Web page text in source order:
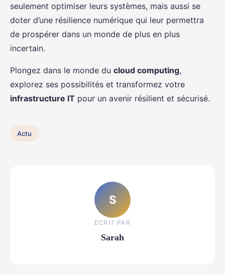
seulement optimiser leurs systèmes, mais aussi se
doter d’une résilience numérique qui leur permettra
de prospérer dans un monde de plus en plus
incertain.
Plongez dans le monde du cloud computing,
explorez ses possibilités et transformez votre
infrastructure IT pour un avenir résilient et sécurisé.
Actu
S
ECRIT PAR
Sarah